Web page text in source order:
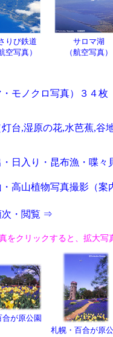
りび鉄道
空写真）
サロマ湖
（航空写真）
モノクロ写真）３４枚
台,湿原の花,水芭蕉,谷
日入り・昆布漁・喋々
高山植物写真撮影（案
次・閲覧 ⇒
をクリックすると、拡大写
が原公園
札幌・百合が原